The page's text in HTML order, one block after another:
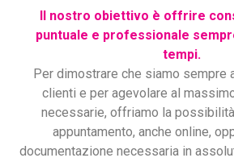
Il nostro obiettivo è offrire
puntuale e professionale
tempi.
Per dimostrare che siamo sempre
clienti e per agevolare al
necessarie, offriamo la
appuntamento, anche online,
documentazione necessaria in